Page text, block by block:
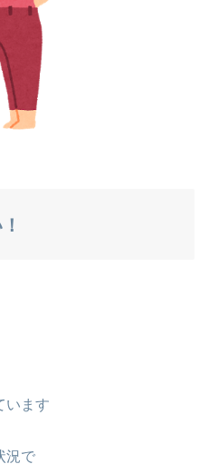
います
況で